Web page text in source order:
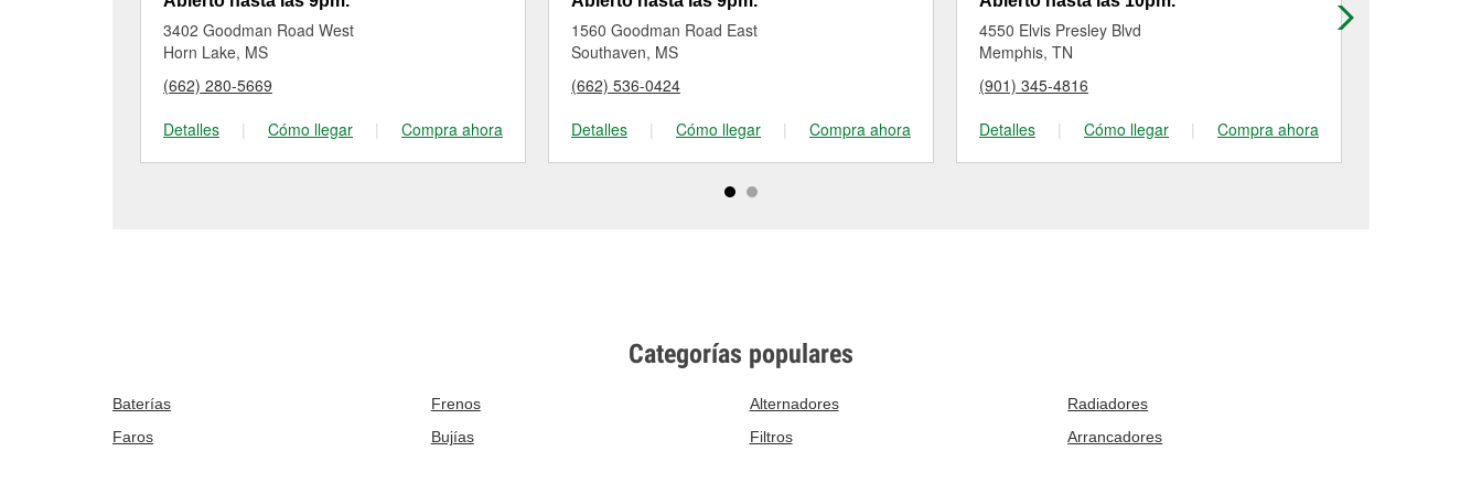
3402 Goodman Road West
Horn Lake, MS
(662) 280-5669
Detalles
| Cómo llegar | Compra ahora
1560 Goodman Road East
Southaven, MS
(662) 536-0424
Detalles
| Cómo llegar | Compra ahora
4550 Elvis Presley Blvd
Memphis, TN
(901) 345-4816
Detalles
| Cómo llegar | Compra ahora
Categorías populares
Baterías Frenos Alternadores
Radiadores
Faros
Bujías Filtros Arrancadores